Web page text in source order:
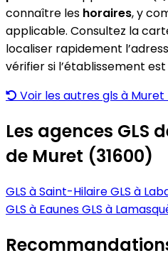
connaître les horaires, y
applicable. Consultez la
localiser rapidement
vérifier si l’établissement est
Voir les autres gls à Muret
Les agences GLS
de Muret (31600)
GLS à Saint-HilaireGLS à
GLS à EaunesGLS à